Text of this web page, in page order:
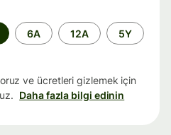
6A 12A 5Y
ve ücretleri gizlemek için
Daha fazla bilgi edinin